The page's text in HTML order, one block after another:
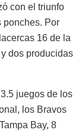
con el triunfo
ponches. Por
16 de la
dos producidas
juegos de los
los Bravos
Bay, 8